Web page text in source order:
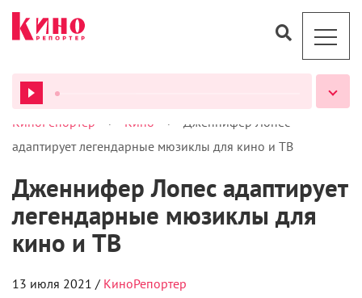
ВСЕ ПОДКАСТЫ
КиноРепортер > Кино >
Дженнифер Лопес
адаптирует легендарные мюзиклы для кино и ТВ
Дженнифер Лопес адаптирует
легендарные мюзиклы для
кино и ТВ
13 июля 2021 / КиноРепортер